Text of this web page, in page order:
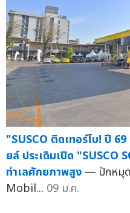
"SUSCO ติดเทอร์โบ! ปี
ยล์ ประเดิมเปิด "SUSCO
ทำเลศักยภาพสูง — ปักหมุ
Mobil... 09 ม.ค.